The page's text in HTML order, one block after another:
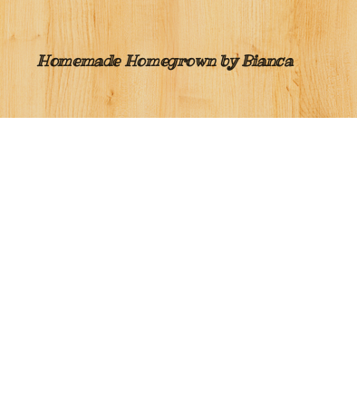
Homemade Homegrown by Bianca